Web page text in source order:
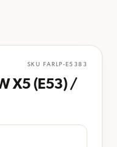
SKU FARLP-E5383
X5 (E53) /